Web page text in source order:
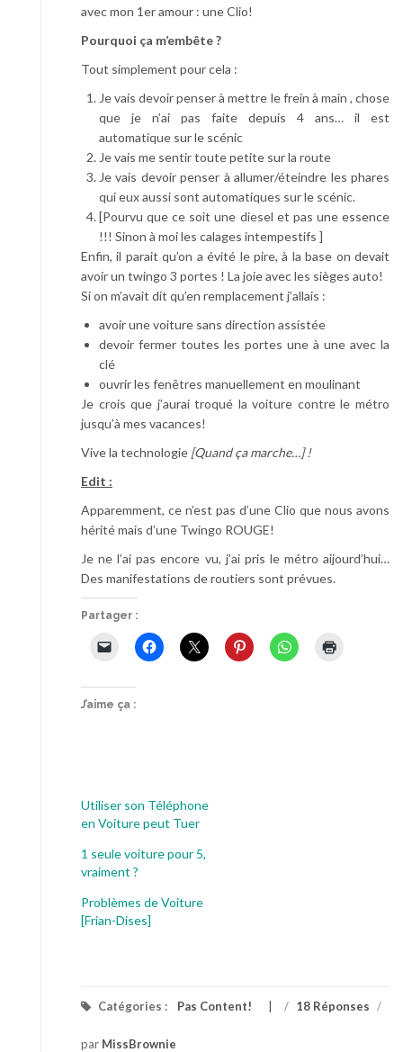
avec mon 1er amour : une Clio!
Pourquoi ça m’embête ?
Tout simplement pour cela :
Je vais devoir penser à mettre le frein à main , chose
que je n’ai pas faite depuis 4 ans… il est
automatique sur le scénic
Je vais me sentir toute petite sur la route
Je vais devoir penser à allumer/éteindre les phares
qui eux aussi sont automatiques sur le scénic.
[Pourvu que ce soit une diesel et pas une essence
!!! Sinon à moi les calages intempestifs ]
Enfin, il parait qu’on a évité le pire, à la base on devait
avoir un twingo 3 portes ! La joie avec les sièges auto!
Si on m’avait dit qu’en remplacement j’allais :
avoir une voiture sans direction assistée
devoir fermer toutes les portes une à une avec la
clé
ouvrir les fenêtres manuellement en moulinant
Je crois que j’aurai troqué la voiture contre le métro
jusqu’à mes vacances!
Vive la technologie [Quand ça marche…] !
Edit :
Apparemment, ce n’est pas d’une Clio que nous avons
hérité mais d’une Twingo ROUGE!
Je ne l’ai pas encore vu, j’ai pris le métro aijourd’hui…
Des manifestations de routiers sont prévues.
Partager :
J’aime ça :
Utiliser son Téléphone
en Voiture peut Tuer
1 seule voiture pour 5,
vraiment ?
Problèmes de Voiture
[Frian-Dises]
Catégories : Pas Content! / 18 Réponses /
par MissBrownie